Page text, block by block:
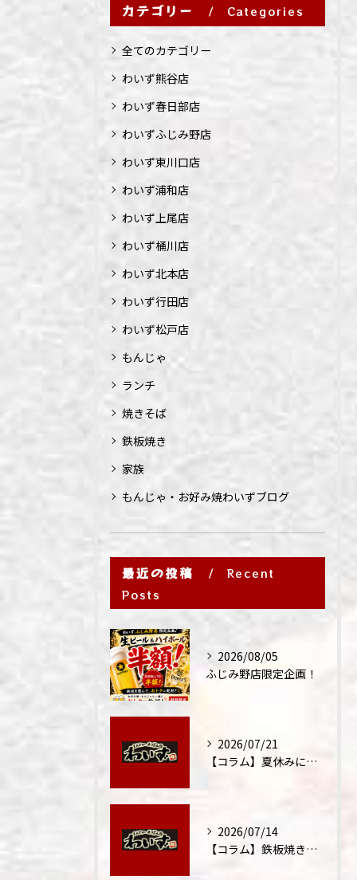
カテゴリー Categories
全てのカテゴリー
わいず熊谷店
わいず春日部店
わいずふじみ野店
わいず東川口店
わいず浦和店
わいず上尾店
わいず桶川店
わいず北本店
わいず行田店
わいず松戸店
もんじゃ
ランチ
焼きそば
鉄板焼き
家族
もんじゃ・お好み焼わいずブログ
最近の投稿
Recent
Posts
2026/08/05
ふじみ野店限定企画！
2026/07/21
【コラム】夏休みに家族外食が増える理由
2026/07/14
【コラム】鉄板焼きが"コミュニケーション飯"と呼ばれる理由